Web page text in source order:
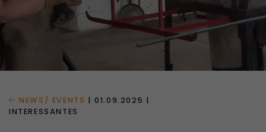
NEWS/ EVENTS |01.09.2025 |
INTERESSANTES